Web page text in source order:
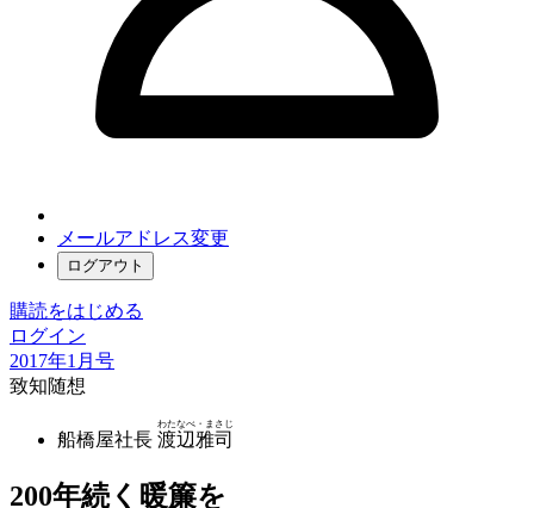
メールアドレス変更
ログアウト
購読をはじめる
ログイン
2017年1月号
致知随想
船橋屋社長 渡辺雅司
わたなべ・まさじ
200年続く暖簾を